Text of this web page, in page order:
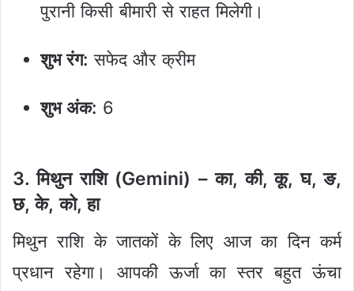
पुरानी किसी बीमारी से राहत मिलेगी।
शुभ रंग: सफेद और क्रीम
शुभ अंक: 6
3. मिथुन राशि (Gemini) – का, की, कू, घ, ङ,
छ, के, को, हा
मिथुन राशि के जातकों के लिए आज का दिन कर्म
प्रधान रहेगा। आपकी ऊर्जा का स्तर बहुत ऊंचा